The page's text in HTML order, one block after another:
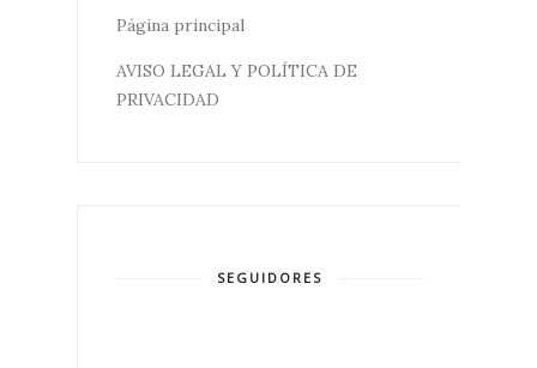
Página principal
AVISO LEGAL Y POLÍTICA DE
PRIVACIDAD
SEGUIDORES